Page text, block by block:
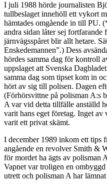
I juli 1988 hörde journalisten
tullbeslaget innehöll ett vykort
hämtades omgående in till PU.
andra sidan låter sej fortfarande
järnvägsspåret blir allt hetare.
Enskedemannen”.) Dess
hördes samma dag för kontroll
uppslaget att Svenska
samma dag som tipset kom in
hört av sig till polisen. Dagen
(Förhörsvittne på polisman A:s
A var vid detta tillfälle anställd
varit hans eget företag. Inget
varit ett privat skämt.
I december 1989 inkom ett tips
angående en revolver Smith &
för mordet ha ägts av polisman
Vapnet var troligen en
utrett och polisman A har